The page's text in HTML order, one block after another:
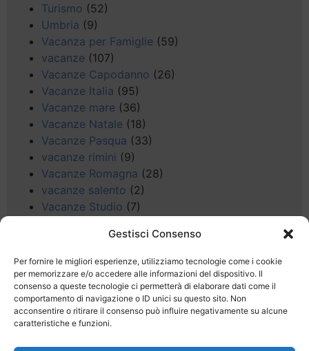
Gestisci Consenso
Per fornire le migliori esperienze, utilizziamo tecnologie come i cookie
per memorizzare e/o accedere alle informazioni del dispositivo. Il
consenso a queste tecnologie ci permetterà di elaborare dati come il
comportamento di navigazione o ID unici su questo sito. Non
acconsentire o ritirare il consenso può influire negativamente su alcune
caratteristiche e funzioni.
Turismo (52)
Umbria (9)
Vacanza per Famiglie (59)
vacanze (107)
Vacanze Capodanno (26)
Vacanze Italia (95)
Vacanze mare (36)
Vacanze Natale (18)
Vacanze Pasqua (33)
vacanze rimini (9)
Vacanze Romagna (28)
vacanze salento (2)
Vacanze Studio (7)
(5)
Veneto (25)
Voli low cost(4)
Web(9)
week end(45)
Wellness(11)